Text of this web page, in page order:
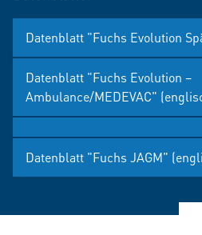
Datenblatt "Fuchs Evolution
Datenblatt "Fuchs Evolution –
Ambulance/MEDEVAC"
Datenblatt "Fuchs JAGM"